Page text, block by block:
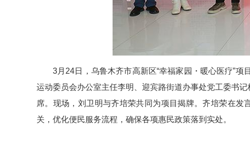
3月24日，乌鲁木齐市高新区“幸福家园・暖心医疗”
运动委员会办公室主任李明、迎宾路街道办事处党工委书
席。现场，刘卫明与齐培荣共同为项目揭牌。齐培荣在发
关，优化便民服务流程，确保各项惠民政策落到实处。